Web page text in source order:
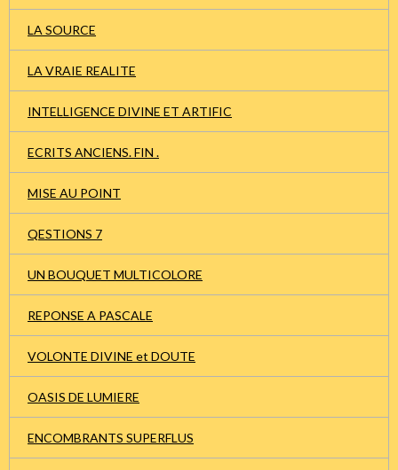
LA SOURCE
LA VRAIE REALITE
INTELLIGENCE DIVINE ET ARTIFIC
ECRITS ANCIENS. FIN .
MISE AU POINT
QESTIONS 7
UN BOUQUET MULTICOLORE
REPONSE A PASCALE
VOLONTE DIVINE et DOUTE
OASIS DE LUMIERE
ENCOMBRANTS SUPERFLUS